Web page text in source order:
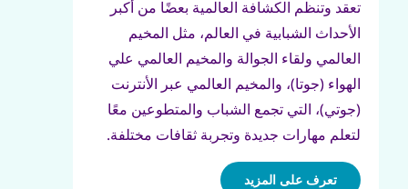
تعقد وتنظم الكشافة العالمية بعضًا من أكبر
الأحداث الشبابية في العالم، مثل المخيم
العالمي ولقاء الجوالة والمخيم العالمي علي
الهواء (جوتا)، والمخيم العالمي عبر الأنترنت
(جوتي)، التي تجمع الشباب والمتطوعين معًا
لتعلم مهارات جديدة وتجربة ثقافات مختلفة.
تعرف على المزيد